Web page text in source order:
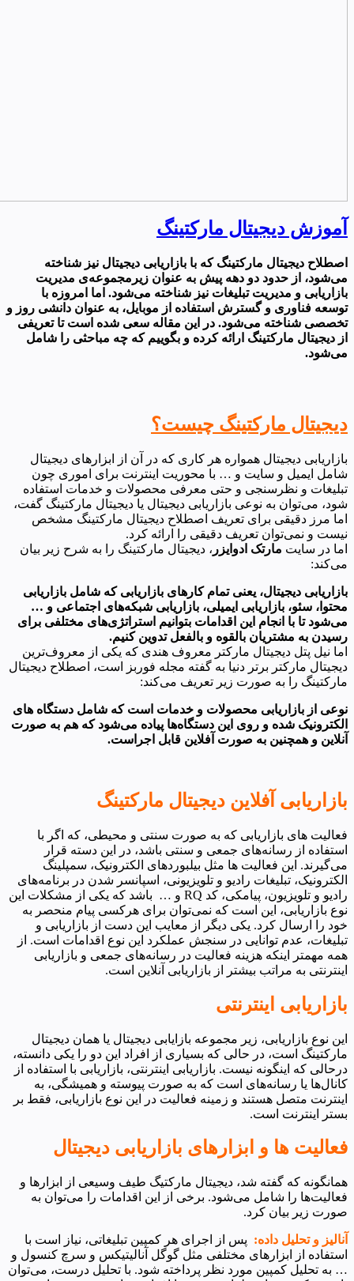
آموزش دیجیتال مارکتینگ
اصطلاح دیجیتال مارکتینگ که با بازاریابی دیجیتال نیز شناخته
می‌شود، از حدود دو دهه پیش به عنوان زیرمجموعه‌ی مدیریت
بازاریابی و مدیریت تبلیغات نیز شناخته می‌شود. اما امروزه با
توسعه فناوری و گسترش استفاده از موبایل، به عنوان دانشی روز و
تخصصی شناخته می‌شود. در این مقاله سعی شده است تا تعریفی
از دیجیتال مارکتینگ ارائه کرده و بگوییم که چه مباحثی را شامل
می‌شود.
دیجیتال مارکتینگ چیست؟
بازاریابی دیجیتال همواره هر کاری که در آن از ابزارهای دیجیتال
شامل ایمیل و سایت و … با محوریت اینترنت برای اموری چون
تبلیغات و نظرسنجی و حتی معرفی محصولات و خدمات استفاده
شود، می‌توان به نوعی بازاریابی دیجیتال یا دیجیتال مارکتینگ گفت،
اما مرز دقیقی برای تعریف اصطلاح دیجیتال مارکتینگ مشخص
نیست و نمی‌توان تعریف دقیقی را ارائه کرد.
اما در سایت مارتک ادوایزر ، دیجیتال مارکتینگ را به شرح زیر بیان
می‌کند:
بازاریابی دیجیتال، یعنی تمام کارهای بازاریابی که شامل بازاریابی
محتوا، سئو، بازاریابی ایمیلی، بازاریابی شبکه‌های اجتماعی و …
می‌شود تا با انجام این اقدامات بتوانیم استراتژی‌های مختلفی برای
رسیدن به مشتریان بالقوه و بالفعل تدوین کنیم.
اما نیل پتل دیجیتال مارکتر معروف هندی که یکی از معروف‌ترین
دیجیتال مارکتر برتر دنیا به گفته مجله فوربز است، اصطلاح دیجیتال
مارکتینگ را به صورت زیر تعریف می‌کند:
نوعی از بازاریابی محصولات و خدمات است که شامل دستگاه های
الکترونیک شده و روی این دستگاه‌ها پیاده می‌شود که هم به صورت
آنلاین و همچنین به صورت آفلاین قابل اجراست.
بازاریابی آفلاین دیجیتال مارکتینگ
فعالیت های بازاریابی که به صورت سنتی و محیطی، که اگر با
استفاده از رسانه‌های جمعی و سنتی باشد، در این دسته قرار
می‌گیرند. این فعالیت ها مثل بیلبوردهای الکترونیک، سمپلینگ
الکترونیک، تبلیغات رادیو و تلویزیونی، اسپانسر شدن در برنامه‌های
رادیو و تلویزیون، پیامکی، کد RQ و … باشد که یکی از مشکلات این
نوع بازاریابی، این است که نمی‌توان برای هرکسی پیام منحصر به
خود را ارسال کرد. یکی دیگر از معایب این دست از بازاریابی و
تبلیغات، عدم توانایی در سنجش عملکرد این نوع اقدامات است. از
همه مهمتر اینکه هزینه فعالیت در رسانه‌های جمعی و بازاریابی
اینترنتی به مراتب بیشتر از بازاریابی آنلاین است.
بازاریابی اینترنتی
این نوع بازاریابی، زیر مجموعه بازایابی دیجیتال یا همان دیجیتال
مارکتینگ است، در حالی که بسیاری از افراد این دو را یکی دانسته،
درحالی که اینگونه نیست. بازاریابی اینترنتی، بازاریابی با استفاده از
کانال‌ها یا رسانه‌های است که به صورت پیوسته و همیشگی، به
اینترنت متصل هستند و زمینه فعالیت در این نوع بازاریابی، فقط بر
بستر اینترنت است.
فعالیت ها و ابزارهای بازاریابی دیجیتال
همانگونه که گفته شد، دیجیتال مارکتیگ طیف وسیعی از ابزارها و
فعالیت‌ها را شامل می‌شود. برخی از این اقدامات را می‌توان به
صورت زیر بیان کرد.
آنالیز و تحلیل داده: پس از اجرای هر کمپین تبلیغاتی، نیاز است با
استفاده از ابزارهای مختلفی مثل گوگل آنالیتیکس و سرچ کنسول و
… به تحلیل کمپین مورد نظر پرداخته شود. با تحلیل درست، می‌توان